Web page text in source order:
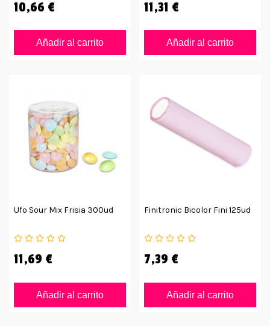
10,66 €
Añadir al carrito
11,31 €
Añadir al carrito
Ufo Sour Mix Frisia 300ud
11,69 €
Añadir al carrito
Finitronic Bicolor Fini 125ud
7,39 €
Añadir al carrito